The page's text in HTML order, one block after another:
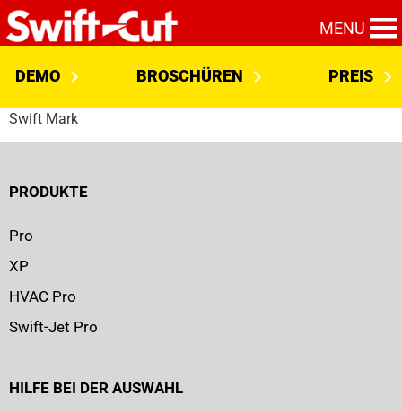
MENU
DEMO BROSCHÜREN PREIS
Swift Mark
PRODUKTE
Pro
XP
HVAC Pro
Swift-Jet Pro
HILFE BEI DER AUSWAHL